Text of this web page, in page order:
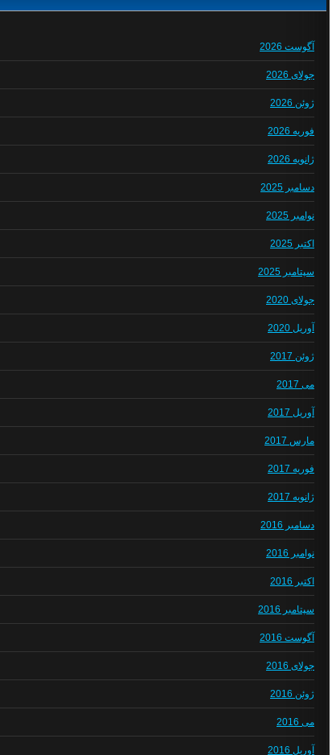
آگوست 2026
جولای 2026
ژوئن 2026
فوریه 2026
ژانویه 2026
دسامبر 2025
نوامبر 2025
اکتبر 2025
سپتامبر 2025
جولای 2020
آوریل 2020
ژوئن 2017
می 2017
آوریل 2017
مارس 2017
فوریه 2017
ژانویه 2017
دسامبر 2016
نوامبر 2016
اکتبر 2016
سپتامبر 2016
آگوست 2016
جولای 2016
ژوئن 2016
می 2016
آوریل 2016